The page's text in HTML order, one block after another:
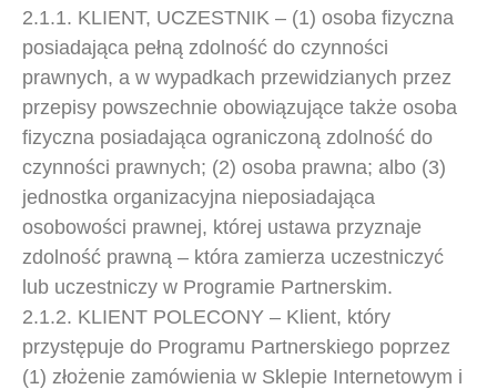
2.1.1. KLIENT, UCZESTNIK – (1) osoba fizyczna
posiadająca pełną zdolność do czynności
prawnych, a w wypadkach przewidzianych przez
przepisy powszechnie obowiązujące także osoba
fizyczna posiadająca ograniczoną zdolność do
czynności prawnych; (2) osoba prawna; albo (3)
jednostka organizacyjna nieposiadająca
osobowości prawnej, której ustawa przyznaje
zdolność prawną – która zamierza uczestniczyć
lub uczestniczy w Programie Partnerskim.
2.1.2. KLIENT POLECONY – Klient, który
przystępuje do Programu Partnerskiego poprzez
(1) złożenie zamówienia w Sklepie Internetowym i